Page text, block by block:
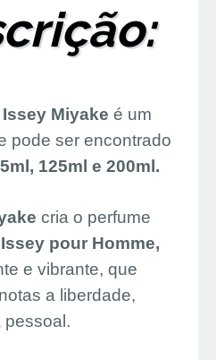
Issey Miyake é um
pode ser encontrado
125ml e 200ml.
cria o perfume
pour Homme,
e vibrante, que
a liberdade,
pessoal.